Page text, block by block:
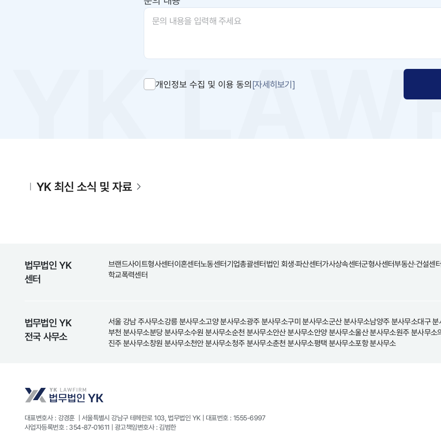
개인정보 수집 및 이용 동의[자세히보기]
YK 최신 소식 및 자료
법무법인 YK
센터
브랜드사이트형사센터이혼센터노동센터기업총괄센터법인 회생·파산센터가사상속센터군형사센터부동산·건설센
학교폭력센터
법무법인 YK
전국 사무소
서울 강남 주사무소강릉 분사무소고양 분사무소광주 분사무소구미 분사무소군산 분사무소남양주 분사무소대구
부천 분사무소분당 분사무소수원 분사무소순천 분사무소안산 분사무소안양 분사무소울산 분사무소원주 분사무소
진주 분사무소창원 분사무소천안 분사무소청주 분사무소춘천 분사무소평택 분사무소포항 분사무소
대표변호사 : 강경훈 | 서울특별시 강남구 테헤란로 103, 법무법인 YK | 대표번호 : 1555-6997
사업자등록번호 : 354-87-01611 |광고책임변호사 : 김범한